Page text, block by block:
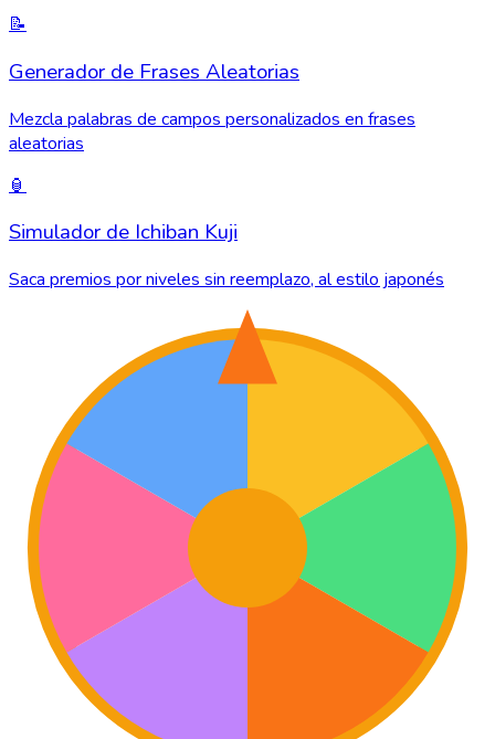
📝
Generador de Frases Aleatorias
Mezcla palabras de campos personalizados en frases
aleatorias
🏮
Simulador de Ichiban Kuji
Saca premios por niveles sin reemplazo, al estilo japonés